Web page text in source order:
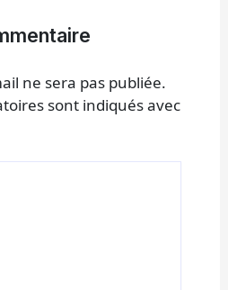
ne sera pas publiée.
sont indiqués avec